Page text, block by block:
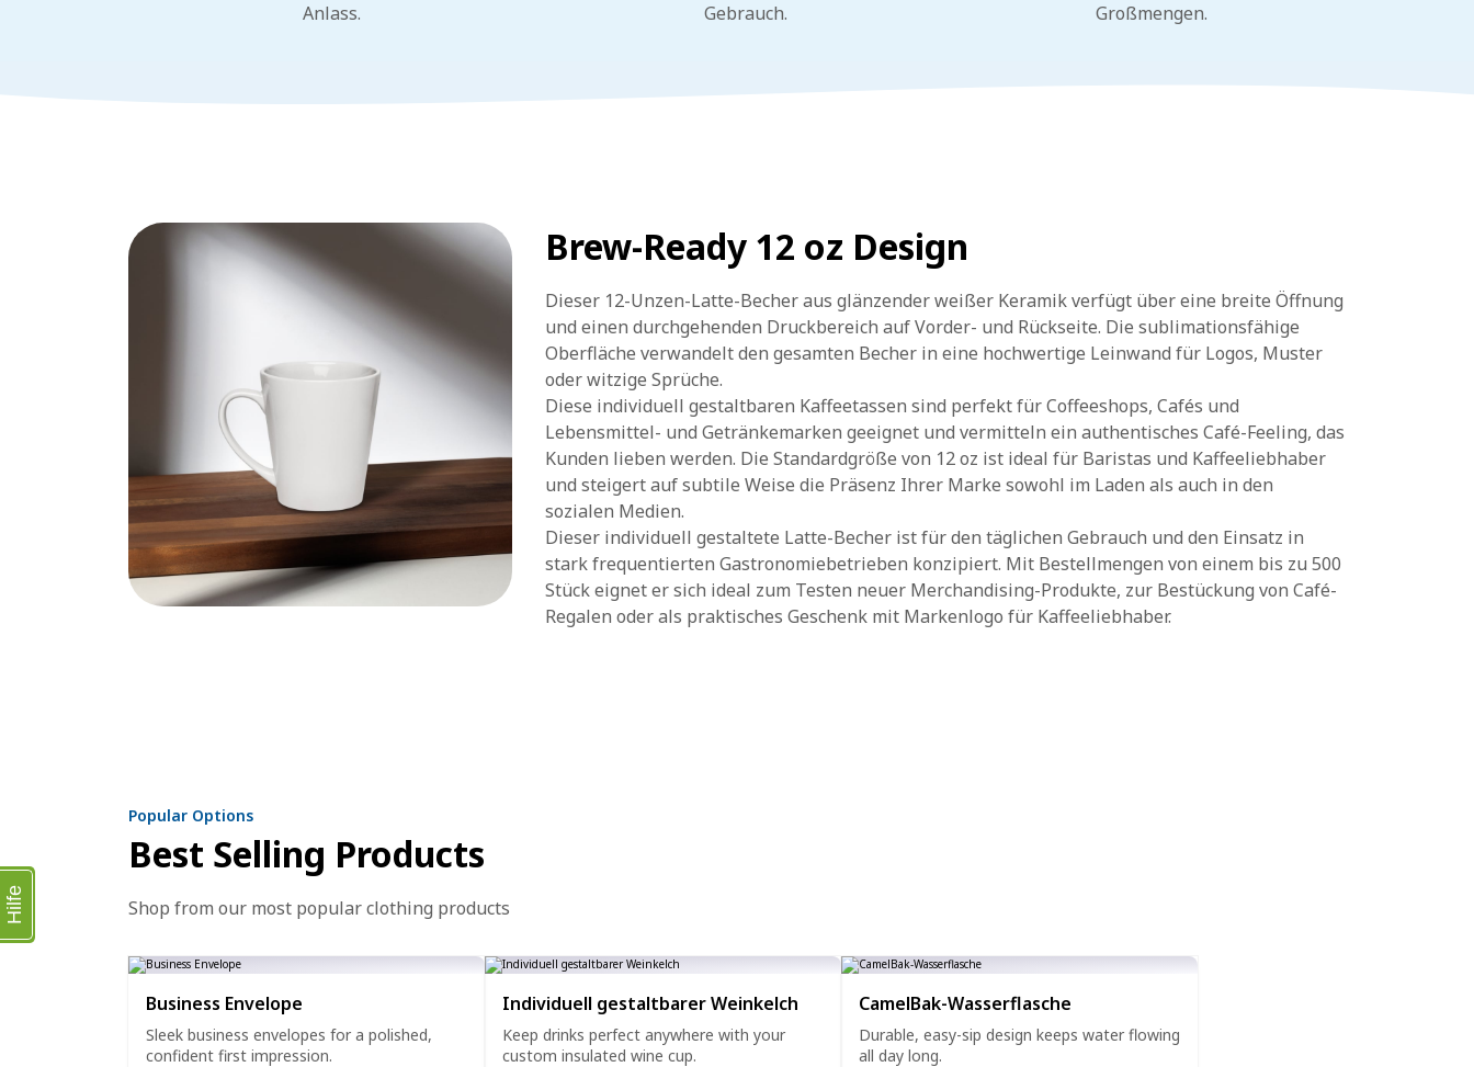
Anlass.
Gebrauch.
Großmengen.
Brew-Ready 12 oz Design
Dieser 12-Unzen-Latte-Becher aus glänzender weißer Keramik verfügt über eine breite Öffnung
und einen durchgehenden Druckbereich auf Vorder- und Rückseite. Die sublimationsfähige
Oberfläche verwandelt den gesamten Becher in eine hochwertige Leinwand für Logos, Muster
oder witzige Sprüche.
Diese individuell gestaltbaren Kaffeetassen sind perfekt für Coffeeshops, Cafés und
Lebensmittel- und Getränkemarken geeignet und vermitteln ein authentisches Café-Feeling, das
Kunden lieben werden. Die Standardgröße von 12 oz ist ideal für Baristas und Kaffeeliebhaber
und steigert auf subtile Weise die Präsenz Ihrer Marke sowohl im Laden als auch in den
sozialen Medien.
Dieser individuell gestaltete Latte-Becher ist für den täglichen Gebrauch und den Einsatz in
stark frequentierten Gastronomiebetrieben konzipiert. Mit Bestellmengen von einem bis zu 500
Stück eignet er sich ideal zum Testen neuer Merchandising-Produkte, zur Bestückung von Café-
Regalen oder als praktisches Geschenk mit Markenlogo für Kaffeeliebhaber.
Popular Options
Best Selling Products
Shop from our most popular clothing products
Business Envelope
Sleek business envelopes for a polished,
confident first impression.
Individuell gestaltbarer Weinkelch
Keep drinks perfect anywhere with your
custom insulated wine cup.
CamelBak-Wasserflasche
Durable, easy-sip design keeps water flowing
all day long.
Hilfe